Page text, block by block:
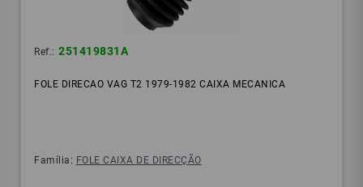
Ref.: 251419831A
FOLE DIRECAO VAG T2 1979-1982 CAIXA MECANICA
Família: FOLE CAIXA DE DIRECÇÃO